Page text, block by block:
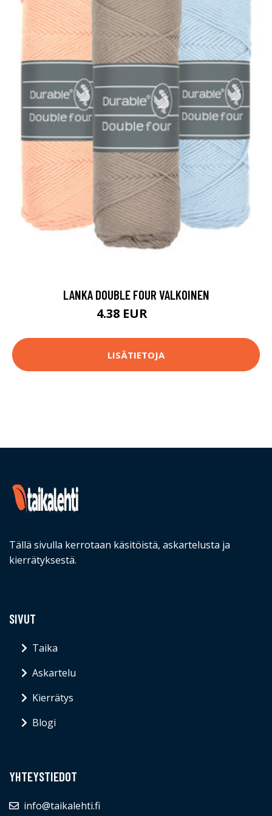
LANKA DOUBLE FOUR VALKOINEN
4.38 EUR
LISÄTIETOJA
Tällä sivulla kerrotaan käsitöistä, askartelusta ja
kierrätyksestä.
SIVUT
Taika
Askartelu
Kierrätys
Blogi
YHTEYSTIEDOT
info@taikalehti.fi